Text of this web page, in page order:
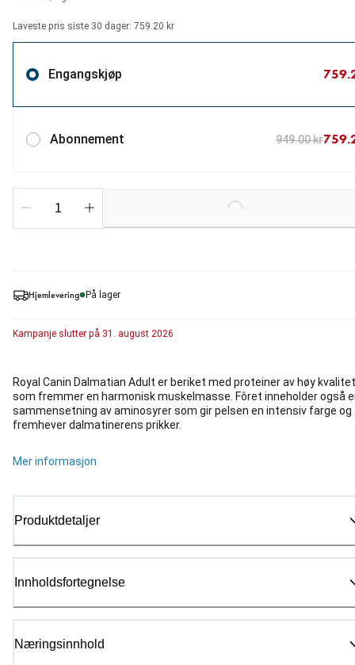
Hjemlevering På lager
Kampanje slutter på 31. august 2026
Royal Canin Dalmatian Adult er beriket med proteiner av høy kvalitet
som fremmer en harmonisk muskelmasse. Fôret inneholder også
sammensetning av aminosyrer som gir pelsen en intensiv farge og
fremhever dalmatinerens prikker.
Mer informasjon
Produktdetaljer
Innholdsfortegnelse
Næringsinnhold
Laveste pris siste 30 dager: 759.20 kr
Engangskjøp
Abonnement 949.00 kr
Loading...